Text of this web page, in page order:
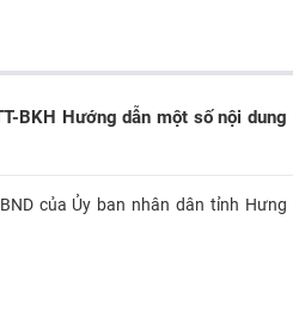
BKH Hướng dẫn một số nội dung
của Ủy ban nhân dân tỉnh Hưng